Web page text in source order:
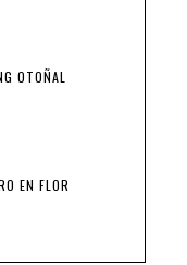
OTOÑAL
EN FLOR